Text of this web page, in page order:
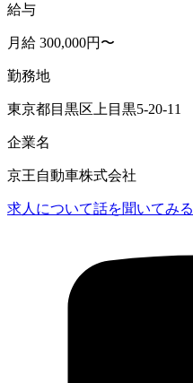
給与
月給 300,000円〜
勤務地
東京都目黒区上目黒5-20-11
企業名
京王自動車株式会社
求人について話を聞いてみる